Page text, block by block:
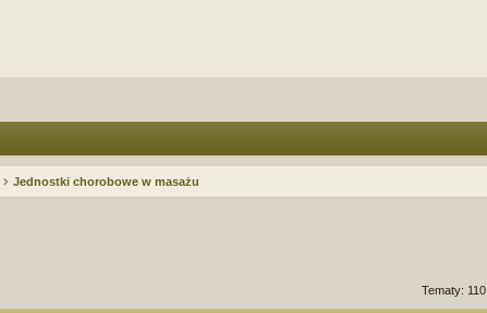
Jednostki chorobowe w masażu
Tematy: 110